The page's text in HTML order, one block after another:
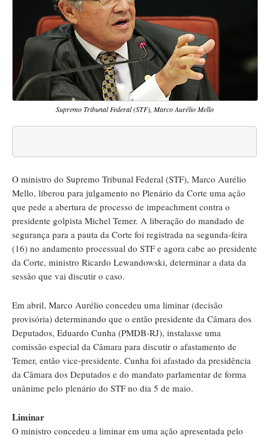
Supremo Tribunal Federal (STF), Marco Aurélio Mello
O ministro do Supremo Tribunal Federal (STF), Marco Aurélio
Mello, liberou para julgamento no Plenário da Corte uma ação
que pede a abertura de processo de impeachment contra o
presidente golpista Michel Temer. A liberação do mandado de
segurança para a pauta da Corte foi registrada na segunda-feira
(16) no andamento processual do STF e agora cabe ao presidente
da Corte, ministro Ricardo Lewandowski, determinar a data da
sessão que vai discutir o caso.
Em abril, Marco Aurélio concedeu uma liminar (decisão
provisória) determinando que o então presidente da Câmara dos
Deputados, Eduardo Cunha (PMDB-RJ), instalasse uma
comissão especial da Câmara para discutir o afastamento de
Temer, então vice-presidente. Cunha foi afastado da presidência
da Câmara dos Deputados e do mandato parlamentar de forma
unânime pelo plenário do STF no dia 5 de maio.
Liminar
O ministro concedeu a liminar em uma ação apresentada pelo